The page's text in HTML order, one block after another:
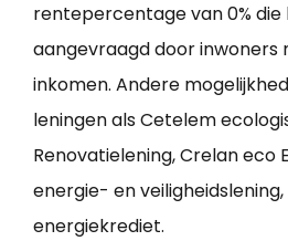
rentepercentage van 0% die
aangevraagd door inwoners
inkomen. Andere
leningen als Cetelem
Renovatielening, Crelan eco
energie- en veiligheidslening,
energiekrediet.